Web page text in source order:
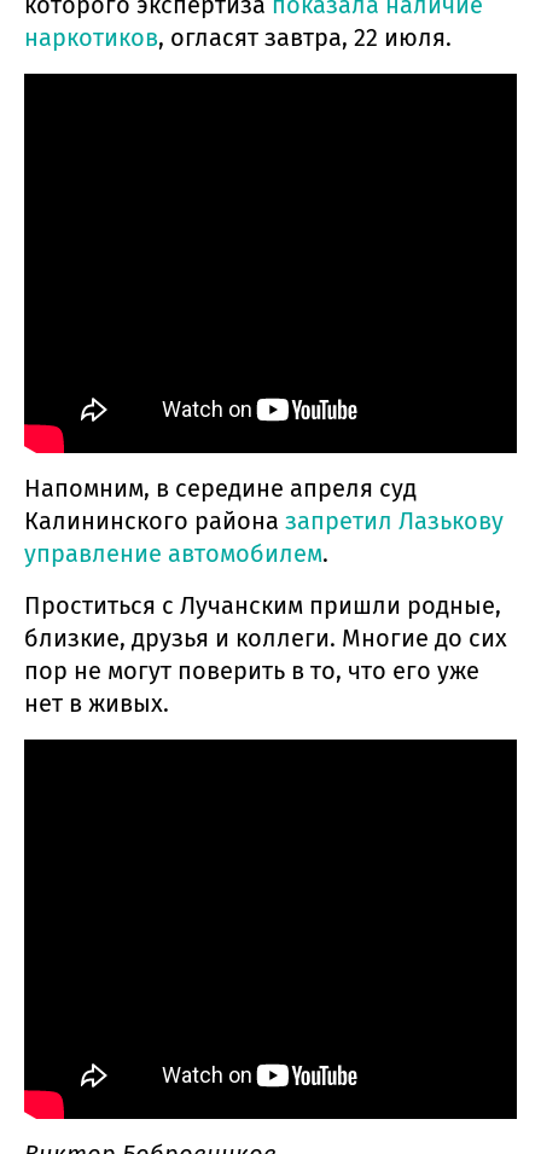
наркотиков, огласят завтра, 22 июля.
Напомним, в середине апреля суд
Калининского района запретил Лазькову
управление автомобилем.
Проститься с Лучанским пришли родные,
близкие, друзья и коллеги. Многие до сих
пор не могут поверить в то, что его уже
нет в живых.